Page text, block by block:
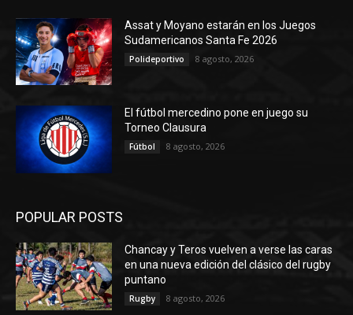
Assat y Moyano estarán en los Juegos
Sudamericanos Santa Fe 2026
Polideportivo 8 agosto, 2026
El fútbol mercedino pone en juego su
Torneo Clausura
Fútbol 8 agosto, 2026
POPULAR POSTS
Chancay y Teros vuelven a verse las caras
en una nueva edición del clásico del rugby
puntano
Rugby 8 agosto, 2026